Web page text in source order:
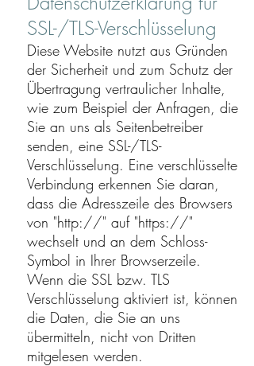
SSL-/TLS-Verschlüsselung
Diese Website nutzt aus Gründen
der Sicherheit und zum Schutz der
Übertragung vertraulicher Inhalte,
wie zum Beispiel der Anfragen, die
Sie an uns als Seitenbetreiber
senden, eine SSL-/TLS-
Verschlüsselung. Eine verschlüsselte
Verbindung erkennen Sie daran,
dass die Adresszeile des Browsers
von "http://" auf "https://"
wechselt und an dem Schloss-
Symbol in Ihrer Browserzeile.
Wenn die SSL bzw. TLS
Verschlüsselung aktiviert ist, können
die Daten, die Sie an uns
übermitteln, nicht von Dritten
mitgelesen werden.